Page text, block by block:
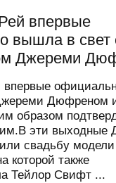
впервые
вышла в свет
Джереми
впервые
Дюфреном
образом
эти выходные
свадьбу
которой также
Тейлор Свифт ...